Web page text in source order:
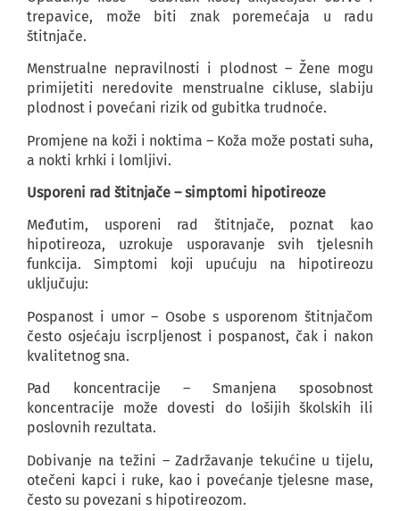
trepavice, može biti znak poremećaja u radu
štitnjače.
Menstrualne nepravilnosti i plodnost – Žene mogu
primijetiti neredovite menstrualne cikluse, slabiju
plodnost i povećani rizik od gubitka trudnoće.
Promjene na koži i noktima – Koža može postati suha,
a nokti krhki i lomljivi.
Usporeni rad štitnjače – simptomi hipotireoze
Međutim, usporeni rad štitnjače, poznat kao
hipotireoza, uzrokuje usporavanje svih tjelesnih
funkcija. Simptomi koji upućuju na hipotireozu
uključuju:
Pospanost i umor – Osobe s usporenom štitnjačom
često osjećaju iscrpljenost i pospanost, čak i nakon
kvalitetnog sna.
Pad koncentracije – Smanjena sposobnost
koncentracije može dovesti do lošijih školskih ili
poslovnih rezultata.
Dobivanje na težini – Zadržavanje tekućine u tijelu,
otečeni kapci i ruke, kao i povećanje tjelesne mase,
često su povezani s hipotireozom.